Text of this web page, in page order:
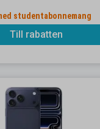
studentabonnemang
Till rabatten